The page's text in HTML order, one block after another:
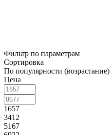
Фильтр по параметрам
Сортировка
По популярности (возрастание)
Цена
1657
3412
5167